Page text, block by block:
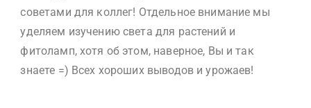
советами для коллег! Отдельное внимание мы
уделяем изучению света для растений и
фитоламп, хотя об этом, наверное, Вы и так
знаете =) Всех хороших выводов и урожаев!